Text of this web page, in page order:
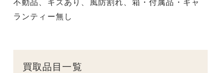
不動品、キズあり、風防割れ、箱・付属品・ギャ
ランティー無し
買取品目一覧